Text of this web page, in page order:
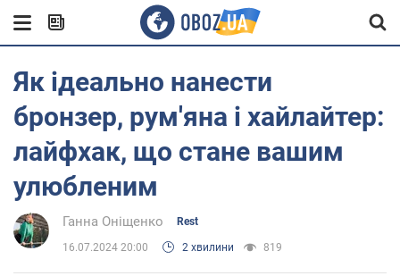
Як ідеально нанести
бронзер, рум'яна і хайлайтер:
лайфхак, що стане вашим
улюбленим
Ганна Оніщенко Rest
16.07.2024 20:00 2 хвилини 819